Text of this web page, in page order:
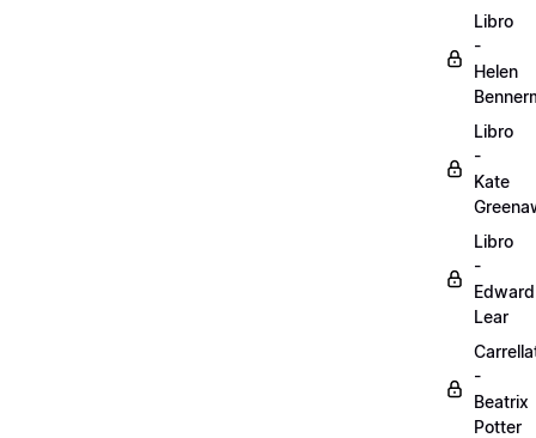
Libro
-
Helen
Libro
-
Kate
Libro
-
Edward
Lear
-
Beatrix
Potter